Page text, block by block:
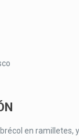
en ramilletes,